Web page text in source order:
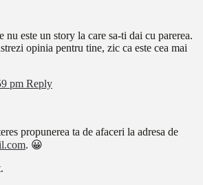
nu este un story la care sa-ti dai cu parerea.
opinia pentru tine, zic ca este cea mai
pm Reply
propunerea ta de afaceri la adresa de
. 😀